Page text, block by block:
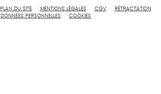
PLAN DU SITE MENTIONS LÉGALES CGV
RÉTRACTATION
DONNÉES PERSONNELLES
COOKIES